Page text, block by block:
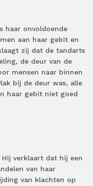
haar onvoldoende
aan haar gebit en
zij dat de tandarts
de deur van de
mensen naar binnen
bij de deur was, alle
haar gebit niet goed
verklaart dat hij een
van haar
van klachten op